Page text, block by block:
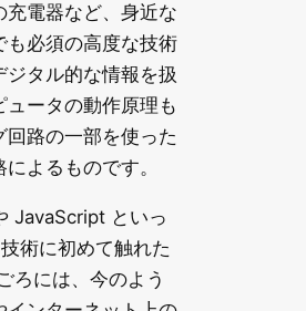
充電器など、身近な
も必須の高度な技術
ジタル的な情報を扱
ュータの動作原理も
回路の一部を使った
よるものです。
JavaScript といっ
術に初めて触れた
ろには、今のよう